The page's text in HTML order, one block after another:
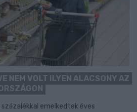
NEM VOLT ILYEN ALACSONY AZ
emelkedtek éves